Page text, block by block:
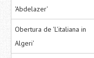
'Abdelazer'
Obertura de 'L'italiana in
Algeri'